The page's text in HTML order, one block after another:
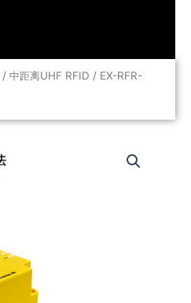
/ 中距离UHF RFID / EX-RFR-